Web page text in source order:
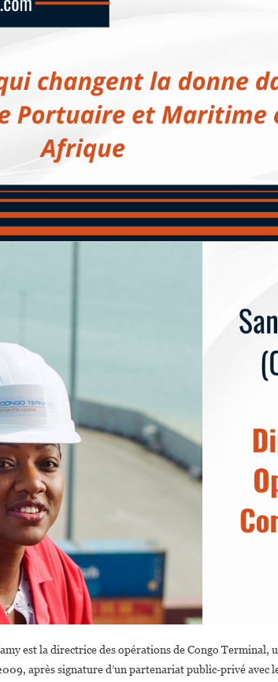
En
Afrique
est la directrice des opérations de Congo
après signature d’un partenariat public-privé avec